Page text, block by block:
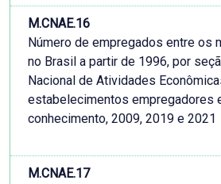
M.CNAE.16
Número de empregados entre os
no Brasil a partir de 1996, por
Nacional de Atividades
estabelecimentos empregadores
conhecimento, 2009, 2019 e 2021
M.CNAE.17